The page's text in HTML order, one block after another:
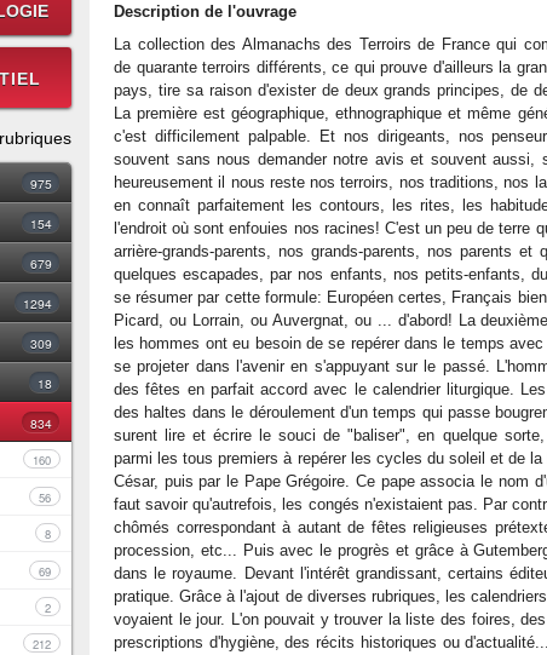
975
154
679
1294
309
18
834
160
56
8
69
2
212
Description de l'ouvrage
La collection des Almanachs des Terroirs de France qui
de quarante terroirs différents, ce qui prouve d'ailleurs la
pays, tire sa raison d'exister de deux grands principes, de
La première est géographique, ethnographique et même
c'est difficilement palpable. Et nos dirigeants, nos
souvent sans nous demander notre avis et souvent aussi,
heureusement il nous reste nos terroirs, nos traditions, nos
en connaît parfaitement les contours, les rites, les
l'endroit où sont enfouies nos racines! C'est un peu de terre
arrière-grands-parents, nos grands-parents, nos parents
quelques escapades, par nos enfants, nos petits-enfants,
se résumer par cette formule: Européen certes, Français
Picard, ou Lorrain, ou Auvergnat, ou ... d'abord! La
les hommes ont eu besoin de se repérer dans le temps
se projeter dans l'avenir en s'appuyant sur le passé.
des fêtes en parfait accord avec le calendrier liturgique.
des haltes dans le déroulement d'un temps qui passe
surent lire et écrire le souci de "baliser", en quelque
parmi les tous premiers à repérer les cycles du soleil et de
César, puis par le Pape Grégoire. Ce pape associa le nom
faut savoir qu'autrefois, les congés n'existaient pas. Par
chômés correspondant à autant de fêtes religieuses
procession, etc... Puis avec le progrès et grâce à
dans le royaume. Devant l'intérêt grandissant, certains
pratique. Grâce à l'ajout de diverses rubriques, les
voyaient le jour. L'on pouvait y trouver la liste des foires,
prescriptions d'hygiène, des récits historiques ou